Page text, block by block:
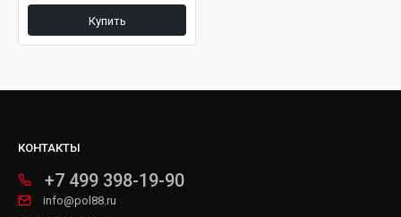
Купить
КОНТАКТЫ
+7 499 398-19-90
info@pol88.ru